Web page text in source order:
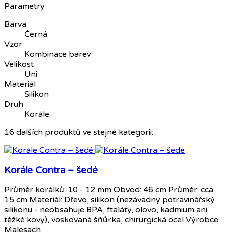
Parametry
Barva
Černá
Vzor
Kombinace barev
Velikost
Uni
Materiál
Silikon
Druh
Korále
16 dalších produktů ve stejné kategorii:
Korále Contra – šedé
Průměr korálků: 10 - 12 mm Obvod: 46 cm Průměr: cca
15 cm Materiál: Dřevo, silikon (nezávadný potravinářský
silikonu - neobsahuje BPA, ftaláty, olovo, kadmium ani
těžké kovy), voskovaná šňůrka, chirurgická ocel Výrobce:
Malesach